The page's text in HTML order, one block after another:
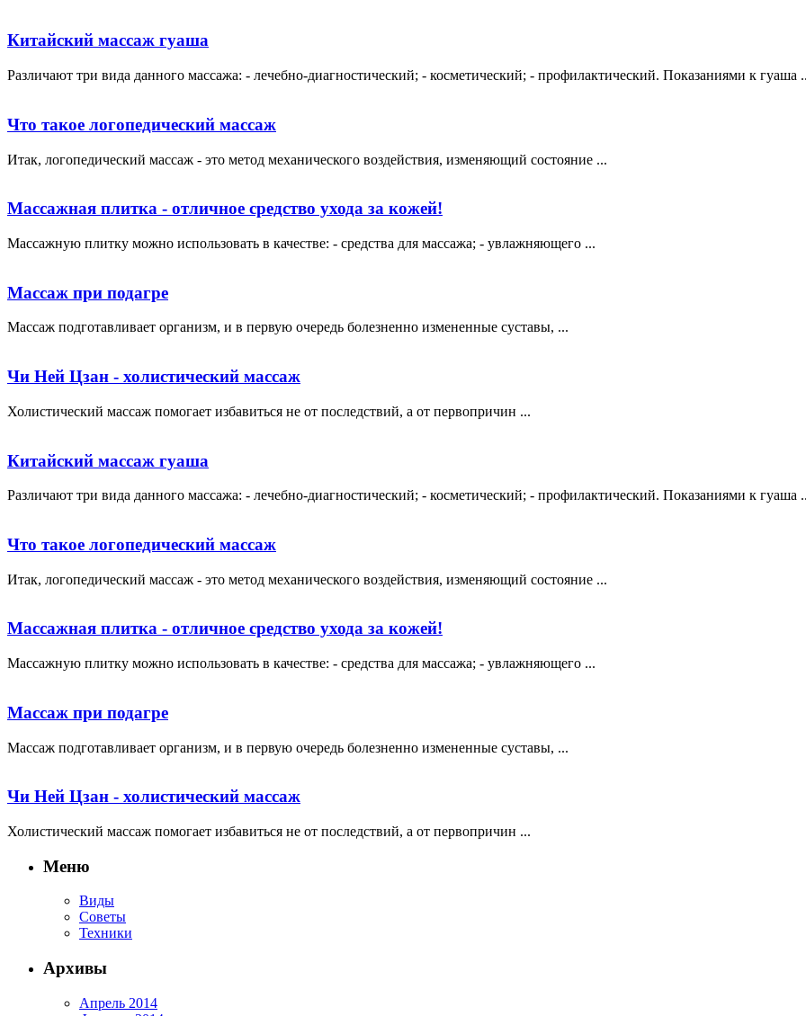
Китайский массаж гуаша
Различают три вида данного массажа: - лечебно-диагностический; - косметический; - профилактический. Показаниями к гуаша
Что такое логопедический массаж
Итак, логопедический массаж - это метод механического воздействия, изменяющий состояние ...
Массажная плитка - отличное средство ухода за кожей!
Массажную плитку можно использовать в качестве: - средства для массажа; - увлажняющего ...
Массаж при подагре
Массаж подготавливает организм, и в первую очередь болезненно измененные суставы, ...
Чи Ней Цзан - холистический массаж
Холистический массаж помогает избавиться не от последствий, а от первопричин ...
Китайский массаж гуаша
Различают три вида данного массажа: - лечебно-диагностический; - косметический; - профилактический. Показаниями к гуаша
Что такое логопедический массаж
Итак, логопедический массаж - это метод механического воздействия, изменяющий состояние ...
Массажная плитка - отличное средство ухода за кожей!
Массажную плитку можно использовать в качестве: - средства для массажа; - увлажняющего ...
Массаж при подагре
Массаж подготавливает организм, и в первую очередь болезненно измененные суставы, ...
Чи Ней Цзан - холистический массаж
Холистический массаж помогает избавиться не от последствий, а от первопричин ...
Меню
Виды
Советы
Техники
Архивы
Апрель 2014